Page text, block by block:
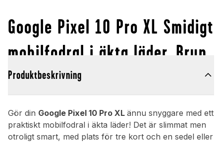
Google Pixel 10 Pro XL Smidigt
mobilfodral i äkta läder, Brun
Produktbeskrivning
Gör din Google Pixel 10 Pro XL ännu snyggare med ett
praktiskt mobilfodral i äkta läder! Det är slimmat men
otroligt smart, med plats för tre kort och en sedel eller